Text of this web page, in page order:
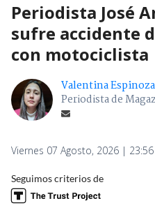
Periodista José
sufre accidente
con motociclista
Valentina
Periodista de
Viernes 07 Agosto, 2026 | 23:56
Seguimos criterios de